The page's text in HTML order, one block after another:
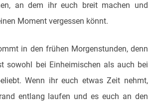
an dem ihr euch breit machen und
Moment vergessen könnt.
in den frühen Morgenstunden, denn
sowohl bei Einheimischen als auch bei
Wenn ihr euch etwas Zeit nehmt,
entlang laufen und es euch an den